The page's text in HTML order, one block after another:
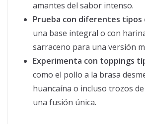
amantes del sabor intenso.
Prueba con diferentes tipos
una base integral o con
sarraceno para una versión
Experimenta con toppings
como el pollo a la brasa
huancaína o incluso trozos
una fusión única.